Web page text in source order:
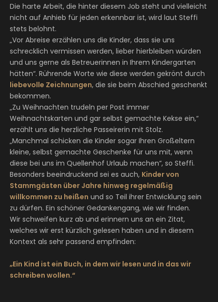
Die harte Arbeit, die hinter diesem Job steht und vielleicht
nicht auf Anhieb für jeden erkennbar ist, wird laut Steffi
stets belohnt.
„Vor Abreise erzählen uns die Kinder, dass sie uns
schrecklich vermissen werden, lieber hierbleiben würden
und uns gerne als Betreuerinnen in Ihrem Kindergarten
hätten“. Rührende Worte wie diese werden gekrönt durch
liebevolle Zeichnungen, die sie beim Abschied geschenkt
bekommen.
„Zu Weihnachten trudeln per Post immer
Weihnachtskarten und gar selbst gemachte Kekse ein,“
erzählt uns die herzliche Passeirerin mit Stolz.
„Manchmal schicken die Kinder sogar Ihren Großeltern
kleine, selbst gemachte Geschenke für uns mit, wenn
diese bei uns im Quellenhof Urlaub machen“, so Steffi.
Besonders beeindruckend sei es auch, Kinder von
Stammgästen über Jahre hinweg regelmäßig
willkommen zu heißen und so Teil ihrer Entwicklung sein
zu dürfen. Ein schöner Gedankengang, wie wir finden.
Wir schweifen kurz ab und erinnern uns an ein Zitat,
welches wir erst kürzlich gelesen haben und in diesem
Kontext als sehr passend empfinden:
„Ein Kind ist ein Buch, in dem wir lesen und in das wir
schreiben wollen.“